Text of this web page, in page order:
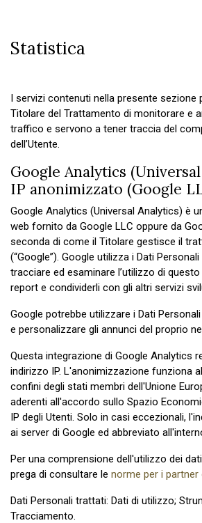
Statistica
I servizi contenuti nella presente sezione
Titolare del Trattamento di monitorare e
traffico e servono a tener traccia del
dell’Utente.
Google Analytics
IP anonimizzato (Google
Google Analytics (Universal Analytics) è
web fornito da Google LLC oppure da
seconda di come il Titolare gestisce il
(“Google”). Google utilizza i Dati
tracciare ed esaminare l’utilizzo di
report e condividerli con gli altri servizi
Google potrebbe utilizzare i Dati
e personalizzare gli annunci del proprio
Questa integrazione di Google Analytics
indirizzo IP. L'anonimizzazione funziona
confini degli stati membri dell'Unione
aderenti all'accordo sullo Spazio
IP degli Utenti. Solo in casi eccezionali,
ai server di Google ed abbreviato
Per una comprensione dell'utilizzo dei
prega di consultare le norme per i partner
Dati Personali trattati: Dati di utilizzo;
Tracciamento.